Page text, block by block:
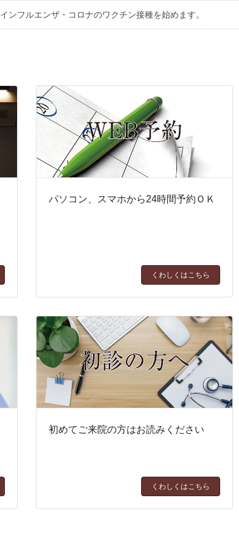
インフルエンザ・コロナのワクチン接種を始めます。
パソコン、スマホから24時間予約ＯＫ
くわしくはこちら
初めてご来院の方はお読みください
くわしくはこちら